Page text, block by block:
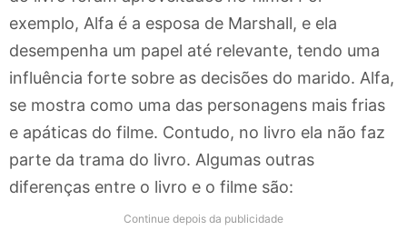
exemplo, Alfa é a esposa de Marshall, e ela
desempenha um papel até relevante, tendo uma
influência forte sobre as decisões do marido. Alfa,
se mostra como uma das personagens mais frias
e apáticas do filme. Contudo, no livro ela não faz
parte da trama do livro. Algumas outras
diferenças entre o livro e o filme são:
Continue depois da publicidade